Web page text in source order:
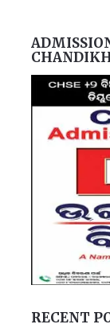
RECENT